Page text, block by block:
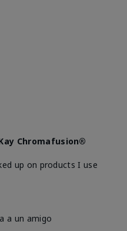
Chromafusion®
up on products I use
a un amigo